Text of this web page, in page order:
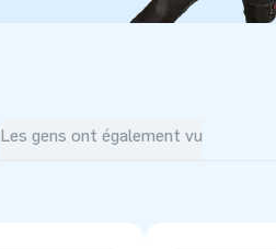
Les gens ont également vu